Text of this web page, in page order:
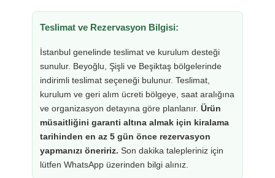
Teslimat ve Rezervasyon Bilgisi:
İstanbul genelinde teslimat ve kurulum desteği
sunulur. Beyoğlu, Şişli ve Beşiktaş bölgelerinde
indirimli teslimat seçeneği bulunur. Teslimat,
kurulum ve geri alım ücreti bölgeye, saat aralığına
ve organizasyon detayına göre planlanır. Ürün
müsaitliğini garanti altına almak için kiralama
tarihinden en az 5 gün önce rezervasyon
yapmanızı öneririz. Son dakika talepleriniz için
lütfen WhatsApp üzerinden bilgi alınız.